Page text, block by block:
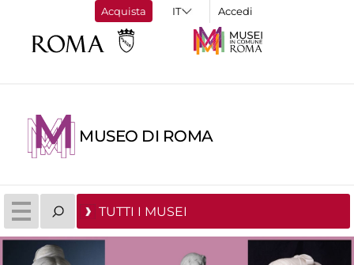
Acquista Accedi
MUSEO DI ROMA
TUTTI I MUSEI